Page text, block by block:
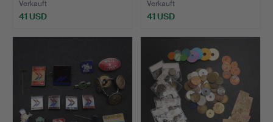
Verkauft
41 USD
Verkauft
41 USD